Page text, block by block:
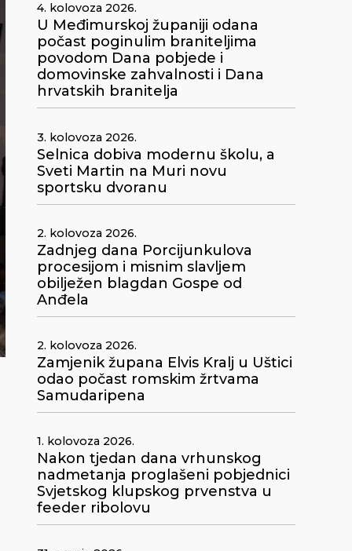
4. kolovoza 2026.
U Međimurskoj županiji odana
počast poginulim braniteljima
povodom Dana pobjede i
domovinske zahvalnosti i Dana
hrvatskih branitelja
3. kolovoza 2026.
Selnica dobiva modernu školu, a
Sveti Martin na Muri novu
sportsku dvoranu
2. kolovoza 2026.
Zadnjeg dana Porcijunkulova
procesijom i misnim slavljem
obilježen blagdan Gospe od
Anđela
2. kolovoza 2026.
Zamjenik župana Elvis Kralj u Uštici
odao počast romskim žrtvama
Samudaripena
1. kolovoza 2026.
Nakon tjedan dana vrhunskog
nadmetanja proglašeni pobjednici
Svjetskog klupskog prvenstva u
feeder ribolovu